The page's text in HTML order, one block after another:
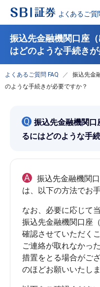
振込先金融機関口座
はどのような手続き
よくあるご質問 FAQ
振込先金
のような手続きが必要ですか？
Q 振込先金融機関口
るにはどのような手
A
振込先金融機関
なお、必要に応じて
振込先金融機関口座
確認させていただく
ご連絡が取れなかっ
措置をとる場合がご